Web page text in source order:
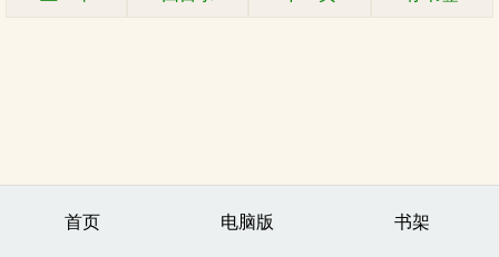
首页 电脑版 书架